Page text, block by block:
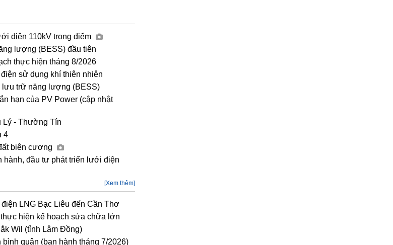
điện 110kV trọng điểm
lượng (BESS) đầu tiên
thực hiện tháng 8/2026
sử dụng khí thiên nhiên
lưu trữ năng lượng (BESS)
hạn của PV Power (cập nhật
Lý - Thường Tín
4
biên cương
hành, đầu tư phát triển lưới điện
[Xem thêm]
LNG Bạc Liêu đến Cần Thơ
hiện kế hoạch sửa chữa lớn
Wil (tỉnh Lâm Đồng)
quân (ban hành tháng 7/2026)